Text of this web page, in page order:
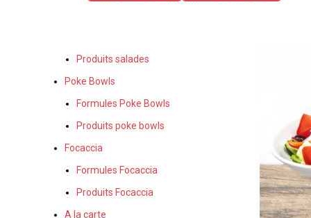
Produits salades
Poke Bowls
Formules Poke Bowls
Produits poke bowls
Focaccia
Formules Focaccia
Produits Focaccia
A la carte